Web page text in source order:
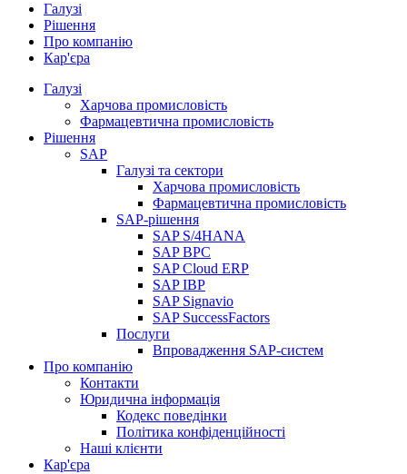
Галузі
Рішення
Про компанію
Кар'єра
Галузі
Харчова промисловість
Фармацевтична промисловість
Рішення
SAP
Галузі та сектори
Харчова промисловість
Фармацевтична промисловість
SAP-рішення
SAP S/4HANA
SAP BPC
SAP Cloud ERP
SAP IBP
SAP Signavio
SAP SuccessFactors
Послуги
Впровадження SAP-систем
Про компанію
Контакти
Юридична інформація
Кодекс поведінки
Політика конфіденційності
Наші клієнти
Кар'єра